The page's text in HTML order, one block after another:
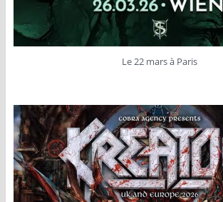
Le 22 mars à Paris